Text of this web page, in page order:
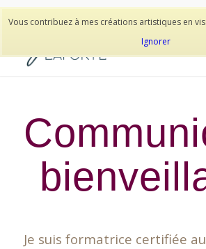
Vous contribuez à mes créations artistiques en
Ignorer
514-278-9938
Je suis formatrice certifiée